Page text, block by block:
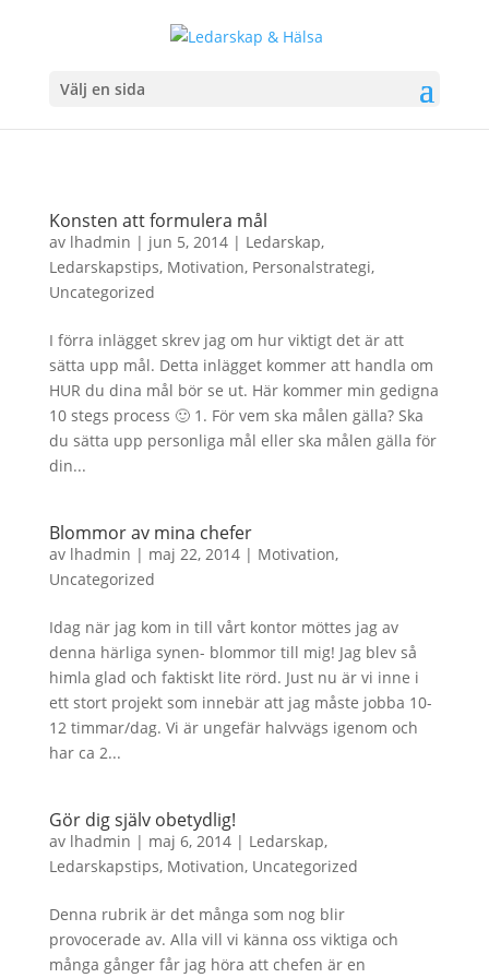
Välj en sida
Konsten att formulera mål
av lhadmin | jun 5, 2014| Ledarskap,
Ledarskapstips, Motivation, Personalstrategi,
Uncategorized
I förra inlägget skrev jag om hur viktigt det är att
sätta upp mål. Detta inlägget kommer att handla om
HUR du dina mål bör se ut. Här kommer min gedigna
10 stegs process 🙂 1. För vem ska målen gälla? Ska
du sätta upp personliga mål eller ska målen gälla för
din...
Blommor av mina chefer
av lhadmin | maj 22, 2014| Motivation,
Uncategorized
Idag när jag kom in till vårt kontor möttes jag av
denna härliga synen- blommor till mig! Jag blev så
himla glad och faktiskt lite rörd. Just nu är vi inne i
ett stort projekt som innebär att jag måste jobba 10-
12 timmar/dag. Vi är ungefär halvvägs igenom och
har ca 2...
Gör dig själv obetydlig!
av lhadmin | maj 6, 2014| Ledarskap,
Ledarskapstips, Motivation, Uncategorized
Denna rubrik är det många som nog blir
provocerade av. Alla vill vi känna oss viktiga och
många gånger får jag höra att chefen är en